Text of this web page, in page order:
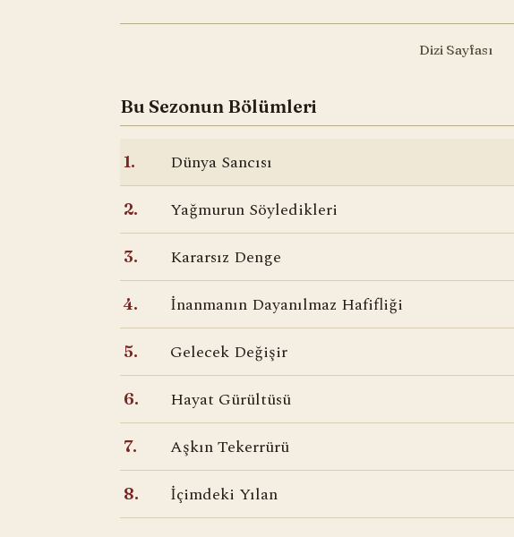
Dizi Sayfası
Bu Sezonun Bölümleri
1. Dünya Sancısı
2. Yağmurun Söyledikleri
3. Kararsız Denge
4. İnanmanın Dayanılmaz Hafifliği
5. Gelecek Değişir
6. Hayat Gürültüsü
7. Aşkın Tekerrürü
8. İçimdeki Yılan